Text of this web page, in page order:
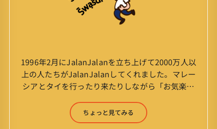
1996年2月にJalanJalanを立ち上げて2000万人以
上の人たちがJalanJalanしてくれました。マレー
シアとタイを行ったり来たりしながら「お気楽」
森 淳（Jun Yamamori） 生年月日 ：1959年
7月4日(61才) 生まれ ：香港(3才まで)
ちょっと見てみる